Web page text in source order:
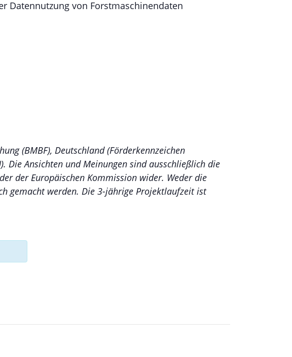
Datennutzung von Forstmaschinendaten
(BMBF), Deutschland (Förderkennzeichen
Die Ansichten und Meinungen sind ausschließlich die
der Europäischen Kommission wider. Weder die
gemacht werden. Die 3-jährige Projektlaufzeit ist